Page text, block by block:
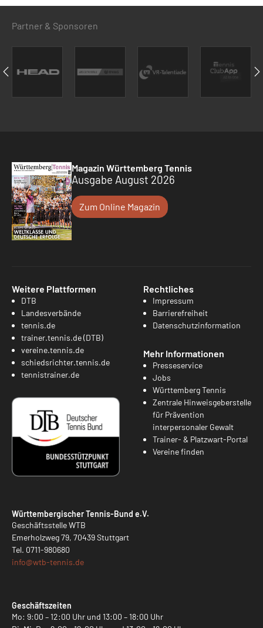
Partner & Sponsoren
Magazin Württemberg Tennis
Ausgabe August 2026
Zum Online Magazin
Weitere Plattformen
DTB
Landesverbände
tennis.de
trainer.tennis.de (DTB)
vereine.tennis.de
schiedsrichter.tennis.de
tennistrainer.de
Rechtliches
Impressum
Barrierefreiheit
Datenschutzinformation
Mehr Informationen
Presseservice
Jobs
Württemberg Tennis
Zentrale Hinweisgeberstelle
für Prävention
interpersonaler Gewalt
Trainer- & Platzwart-Portal
Vereine finden
Württembergischer Tennis-Bund e.V.
Geschäftsstelle WTB
Emerholzweg 79, 70439 Stuttgart
Tel. 0711-980680
info@wtb-tennis.de
Geschäftszeiten
Mo: 9:00 – 12:00 Uhr und 13:00 – 18:00 Uhr